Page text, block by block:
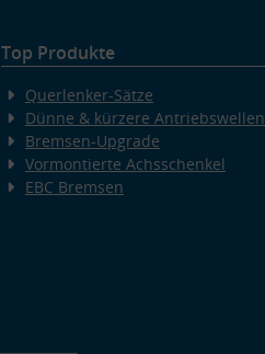
Top Produkte
Querlenker-Sätze
Dünne & kürzere Antriebswellen
Bremsen-Upgrade
Vormontierte Achsschenkel
EBC Bremsen